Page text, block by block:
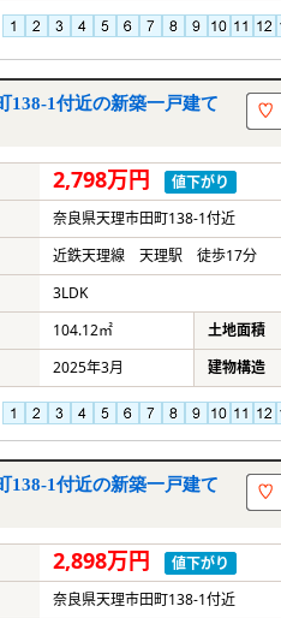
1付近の新築一戸建て
2,798万円
値下がり
奈良県天理市田町138-1付近
近鉄天理線 天理駅 徒歩17分
3LDK
104.12㎡ 土地面積
2025年3月 建物構造
1付近の新築一戸建て
2,898万円
値下がり
奈良県天理市田町138-1付近